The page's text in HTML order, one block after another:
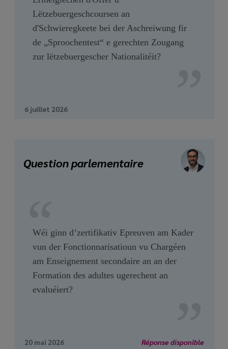
Lëtzebuergeschcoursen an
d'Schwieregkeete bei der Aschreiwung fir
de „Sproochentest“ e gerechten Zougang
zur lëtzebuergescher Nationalitéit?
6 juillet 2026
Question parlementaire
Wéi ginn d’zertifikativ Epreuven am Kader
vun der Fonctionnarisatioun vu Chargéen
am Enseignement secondaire an an der
Formation des adultes ugerechent an
evaluéiert?
20 mai 2026 Réponse disponible